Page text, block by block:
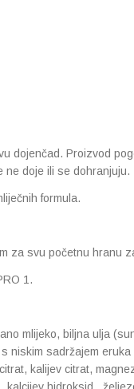
dojenčad. Proizvod
ne doje ili se dohranjuju.
formula.
za svu početnu hranu
1.
mlijeko, biljna ulja
niskim sadržajem eruka
kalijev citrat,